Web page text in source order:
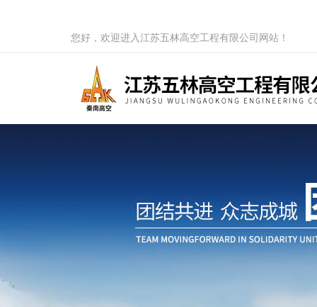
您好，欢迎进入江苏五林高空工程有限公司网站！